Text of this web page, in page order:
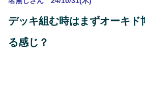
デッキ組む時はまずオーキド
る感じ？